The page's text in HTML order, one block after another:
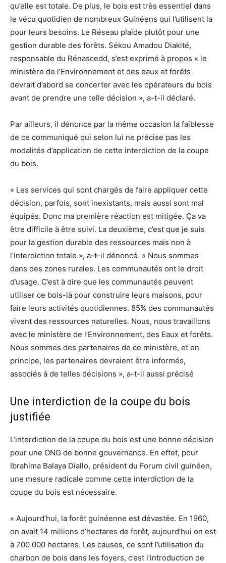
qu’elle est totale. De plus, le bois est très essentiel dans
le vécu quotidien de nombreux Guinéens qui l’utilisent la
pour leurs besoins. Le Réseau plaide plutôt pour une
gestion durable des forêts. Sékou Amadou Diakité,
responsable du Rénascedd, s’est exprimé à propos « le
ministère de l’Environnement et des eaux et forêts
devrait d’abord se concerter avec les opérateurs du bois
avant de prendre une telle décision », a-t-il déclaré.
Par ailleurs, il dénonce par la même occasion la faiblesse
de ce communiqué qui selon lui ne précise pas les
modalités d’application de cette interdiction de la coupe
du bois.
« Les services qui sont chargés de faire appliquer cette
décision, parfois, sont inexistants, mais aussi sont mal
équipés. Donc ma première réaction est mitigée. Ça va
être difficile à être suivi. La deuxième, c’est que je suis
pour la gestion durable des ressources mais non à
l’interdiction totale », a-t-il dénoncé. « Nous sommes
dans des zones rurales. Les communautés ont le droit
d’usage. C’est à dire que les communautés peuvent
utiliser ce bois-là pour construire leurs maisons, pour
faire leurs activités quotidiennes. 85% des communautés
vivent des ressources naturelles. Nous, nous travaillons
avec le ministère de l’Environnement, des Eaux et forêts.
Nous sommes des partenaires de ce ministère, et en
principe, les partenaires devraient être informés,
associés à de telles décisions », a-t-il aussi précisé
Une interdiction de la coupe du bois
justifiée
L’interdiction de la coupe du bois est une bonne décision
pour une ONG de bonne gouvernance. En effet, pour
Ibrahima Balaya Diallo, président du Forum civil guinéen,
une mesure radicale comme cette interdiction de la
coupe du bois est nécessaire.
« Aujourd’hui, la forêt guinéenne est dévastée. En 1960,
on avait 14 millions d’hectares de forêt, aujourd’hui on est
à 700 000 hectares. Les causes, ce sont l’utilisation du
charbon de bois dans les foyers, c’est l’introduction de